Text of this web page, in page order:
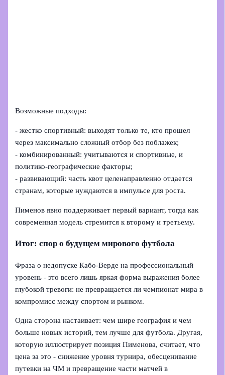
Возможные подходы:
- жестко спортивный: выходят только те, кто прошел
через максимально сложный отбор без поблажек;
- комбинированный: учитываются и спортивные, и
политико-географические факторы;
- развивающий: часть квот целенаправленно отдается
странам, которые нуждаются в импульсе для роста.
Пименов явно поддерживает первый вариант, тогда как
современная модель стремится к второму и третьему.
Итог: спор о будущем мирового футбола
Фраза о недопуске Кабо-Верде на профессиональный
уровень - это всего лишь яркая форма выражения более
глубокой тревоги: не превращается ли чемпионат мира в
компромисс между спортом и рынком.
Одна сторона настаивает: чем шире география и чем
больше новых историй, тем лучше для футбола. Другая,
которую иллюстрирует позиция Пименова, считает, что
цена за это - снижение уровня турнира, обесценивание
путевки на ЧМ и превращение части матчей в